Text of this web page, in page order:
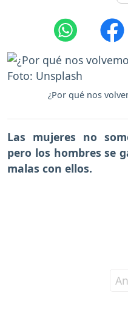
¿Por qué nos
Las mujeres no
pero los hombres se
malas con ellos.